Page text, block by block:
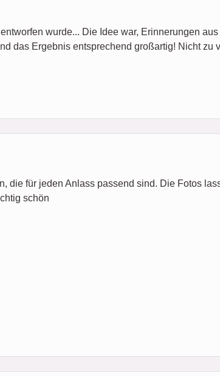
wurde... Die Idee war, Erinnerungen
das Ergebnis entsprechend großartig! Nicht zu
die für jeden Anlass passend sind. Die Fotos
schön